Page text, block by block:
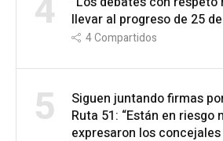
llevar al progreso de 25
4Compartidos
5
Siguen juntando firmas
Ruta 51: “Están en riesgo
expresaron los